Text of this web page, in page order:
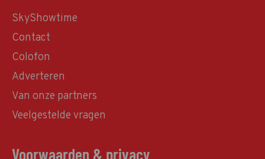
SkyShowtime
Contact
Colofon
Adverteren
Van onze partners
Veelgestelde vragen
Voorwaarden & privacy